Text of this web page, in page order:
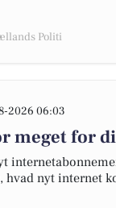
Politi
2026 06:03
meget for
hvad nyt internet